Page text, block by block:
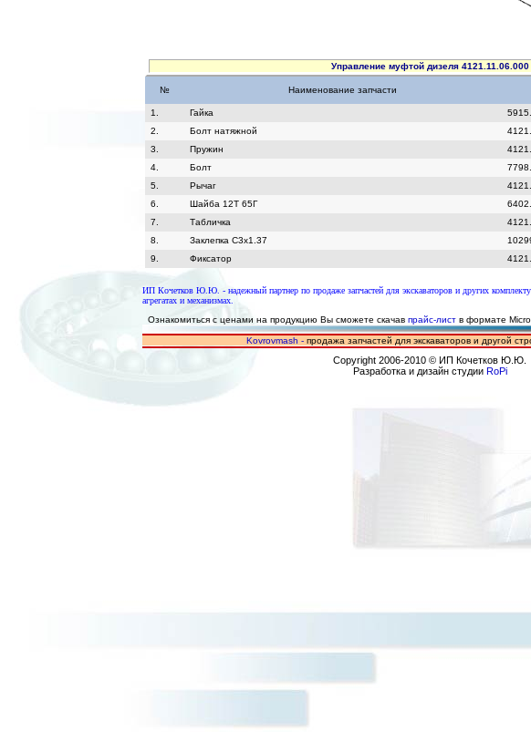
Управление муфтой дизеля 4121.11.06.000
№ Наименование запчасти
1. Гайка
2.
Болт натяжной
3.
Пружин
4.
Болт
5.
Рычаг
6.
Шайба 12Т 65Г
7.
Табличка
8.
Заклепка С3х1.37
9.
Фиксатор
ИП Кочетков Ю.Ю. - надежный партнер по продаже запчастей для экскаваторов и других
агрегатах и механизмах.
Ознакомиться с ценами на продукцию Вы сможете скачав прайс-листв формате
Kovrovmash - продажа запчастей для экскаваторов и другой
Copyright 2006-2010 © ИП Кочетков Ю.Ю.
Разработка и дизайн студии RoPi